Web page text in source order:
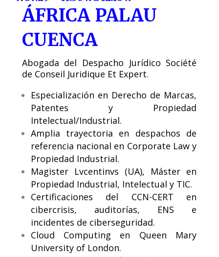
ÁFRICA PALAU
CUENCA
Abogada del Despacho Jurídico Société
de Conseil Juridique Et Expert.
Especialización en Derecho de Marcas,
Patentes y Propiedad
Intelectual/Industrial.
Amplia trayectoria en despachos de
referencia nacional en Corporate Law y
Propiedad Industrial.
Magister Lvcentinvs (UA), Máster en
Propiedad Industrial, Intelectual y TIC.
Certificaciones del CCN-CERT en
cibercrisis, auditorías, ENS e
incidentes de ciberseguridad.
Cloud Computing en Queen Mary
University of London.